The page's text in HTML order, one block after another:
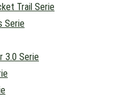
Trail Serie
Serie
3.0 Serie